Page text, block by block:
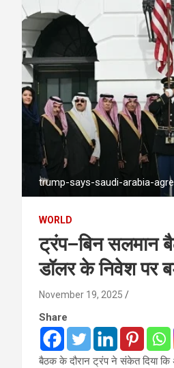
trump-says-saudi-arabia-
WORLD
ट्रंप–बिन सलमान
डॉलर के निवेश पर
November 19, 2025
Share
बैठक के दौरान ट्रंप ने संकेत दिया कि